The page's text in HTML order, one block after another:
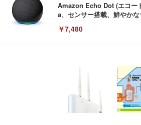
Amazon Echo Dot (エコー
a、センサー搭載、鮮やか
￥7,480
[EdoErgo] オフィスチェア
い 跳ね上げ式アームレスト
キング pc 事務椅子 360度
ン樹脂ベース 通気性メッシ
(黒網+黒枠+黒足)
￥5,699
EIZO ビジネス向けプレミ
EV3240X-WT | 31.5型4K
￥105,595
Amazonベーシック ペット
回使い捨て 無香料 ホワイ
￥3,373